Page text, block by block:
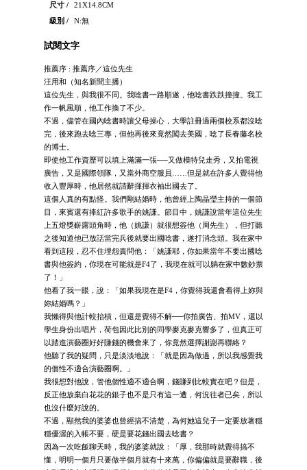
尺寸 /
21X14.8CM
級別 /
N:無
試閱文字
推薦序 : 推薦序／這位先生
汪用和（知名新聞主播）
這位先生，與我很不同。我唸書一路順遂，他唸書跌跌撞撞。我工
作一帆風順，他工作換了不少。
不過，儘管在國內唸書時讓父母操心，大學註冊過兩個校系都沒唸
完，後來跑去唸三專，但他再後來竟然闖去美國，唸了長春藤名校
的博士。
即使他工作資歷可以填上滿滿一張──又做模特兒走秀，又拍電視
廣告，又是國際領隊，又當外商空服員……但是就在許多人覺得他
收入豐厚時，他居然就請辭揮揮衣袖出國去了。
這個人真的有點怪。我們剛結婚時，他曾經上陶晶瑩主持的一個節
目，來賓還有捧紅許多歌手的姚謙。節目中，姚謙說當年這位先生
上五燈獎嶄露頭角時，他（姚謙）就很想簽他（周先生），但打聽
之後知道他已放話當完兵後就要出國唸書，遂打消念頭。我在家中
看到這段，忍不住埋怨責問他：「姚謙耶，你如果當年不要出國唸
書與他簽約，你現在可能就是F4了，我現在就可以躺在家中數鈔票
了！」
他看了我一眼，說：「如果我現在是F4，你覺得我還會看得上妳與
妳結婚嗎？」
我懶得與他計較抬槓，但還是覺得不解──你拍廣告、拍MV，還以
學生身份出唱片，荷包因此比別的同學麥克麥克響多了，但真正可
以踏進演藝圈好好賺錢的機會來了，你竟然選擇謝謝再聯絡？
他聽了我的疑問，只是淡淡地說：「就是因為做過，所以我感覺我
的個性不適合演藝圈啊。」
我很想對他說，管他個性適不適合啊，錢賺到比較實在吧？但是，
反正他放棄白花花的銀子也不是只有這一遭，何況往者已矣，所以
也沒什麼好說的。
不過，顯然我的婆婆也曾經搞不清楚，為何她這兒子一定要放著穩
穩優渥的入帳不要，硬是要花錢出國去唸書？
因為一次吃飯聊天時，我的婆婆就說：「厚，我那時就覺得搞不
懂，明明一個月只要做半個月就有十來萬，你偏偏就是要辭職，後